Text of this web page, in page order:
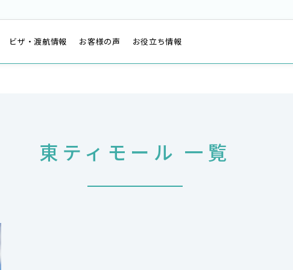
ビザ・渡航情報 お客様の声 お役立ち情報
東ティモール 一覧